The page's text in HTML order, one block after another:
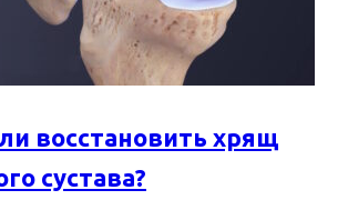
восстановить хрящ
сустава?